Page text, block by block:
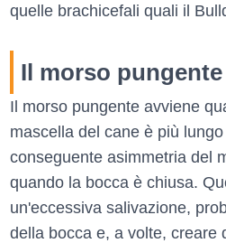
quelle brachicefali quali il
Il morso pungente
Il morso pungente avviene
mascella del cane è più
conseguente asimmetria del
quando la bocca è chiusa.
un'eccessiva salivazione,
della bocca e, a volte, creare